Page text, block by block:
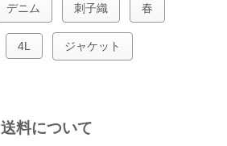
デニム 刺子織 春
4L ジャケット
送料について